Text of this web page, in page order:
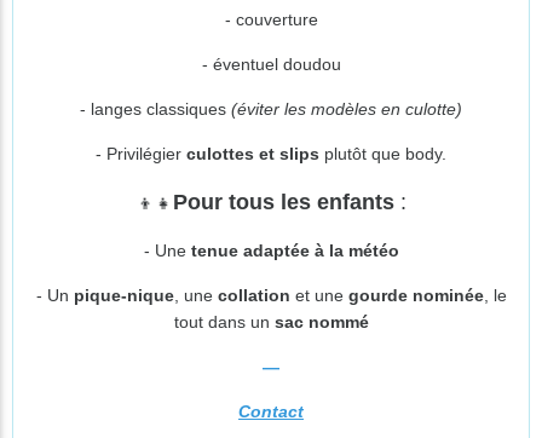
- couverture
- éventuel doudou
- langes classiques (éviter les modèles en culotte)
- Privilégier culottes et slips plutôt que body.
👦👧 Pour tous les enfants:
- Une tenue adaptée à la météo
- Un pique-nique, une collation et une gourde nominée, le
tout dans un sac nommé
—
Contact